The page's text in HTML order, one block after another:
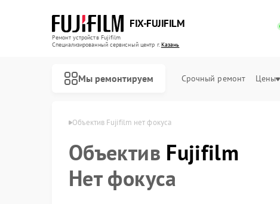
FIX-FUJIFILM
Ремонт устройств Fujifilm
Специализированный cервисный центр г.Казань
Мы ремонтируем Срочный ремонт Цены
Fujifilm в Казани Объектив Fujifilm нет фокуса
Объектив Fujifilm
Нет фокуса